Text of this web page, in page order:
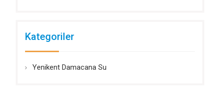
Kategoriler
Yenikent Damacana Su